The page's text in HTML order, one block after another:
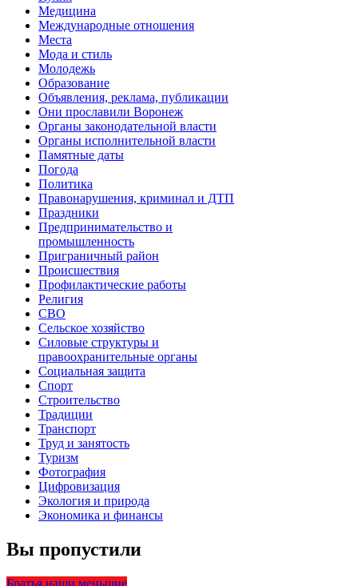
Медицина
Международные отношения
Места
Мода и стиль
Молодежь
Образование
Объявления, реклама, публикации
Они прославили Воронеж
Органы законодательной власти
Органы исполнительной власти
Памятные даты
Погода
Политика
Правонарушения, криминал и ДТП
Праздники
Предпринимательство и
промышленность
Приграничный район
Происшествия
Профилактические работы
Религия
СВО
Сельское хозяйство
Силовые структуры и
правоохранительные органы
Социальная защита
Спорт
Строительство
Традиции
Транспорт
Труд и занятость
Туризм
Фотография
Цифровизация
Экология и природа
Экономика и финансы
Вы пропустили
Братья наши меньшие